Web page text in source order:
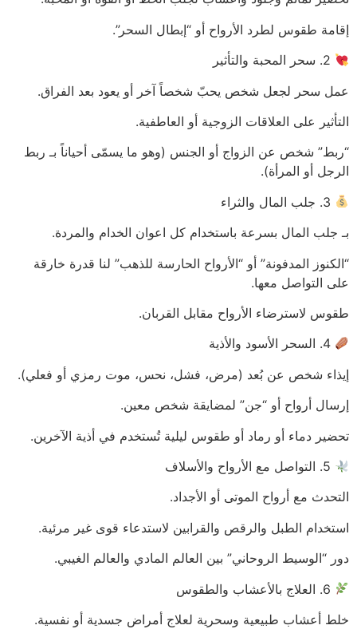
إقامة طقوس لطرد الأرواح أو “إبطال السحر”.
عمل سحر لجعل شخص يحبّ شخصاً آخر أو يعود بعد الفراق.
التأثير على العلاقات الزوجية أو العاطفية.
“ربط” شخص عن الزواج أو الجنس (وهو ما يسمّى أحياناً بـ ربط
الرجل أو المرأة).
بـ جلب المال بسرعة باستخدام كل اعوان الخدام والمردة.
“الكنوز المدفونة” أو “الأرواح الحارسة للذهب” لنا قدرة خارقة
على التواصل معها.
طقوس لاسترضاء الأرواح مقابل القربان.
4. السحر الأسود والأذية
إيذاء شخص عن بُعد (مرض، فشل، نحس، موت رمزي أو فعلي).
إرسال أرواح أو “جن” لمضايقة شخص معين.
تحضير دماء أو رماد أو طقوس ليلية تُستخدم في أذية الآخرين.
التحدث مع أرواح الموتى أو الأجداد.
استخدام الطبل والرقص والقرابين لاستدعاء قوى غير مرئية.
دور “الوسيط الروحاني” بين العالم المادي والعالم الغيبي.
خلط أعشاب طبيعية وسحرية لعلاج أمراض جسدية أو نفسية.